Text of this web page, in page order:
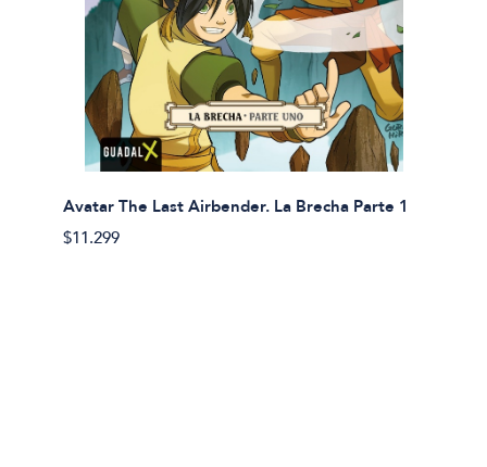
Avatar The Last Airbender. La Brecha Parte 1
$11.299